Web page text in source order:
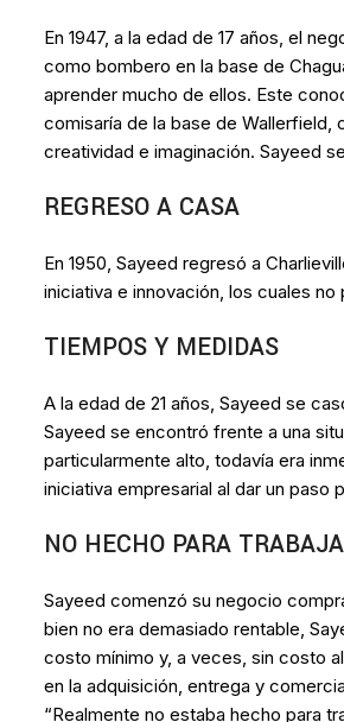
En 1947, a la edad de 17 años, el
como bombero en la base de
aprender mucho de ellos. Este
comisaría de la base de Wallerfield,
creatividad e imaginación. Sayeed
REGRESO A CASA
En 1950, Sayeed regresó a
iniciativa e innovación, los cuales
TIEMPOS Y MEDIDAS
A la edad de 21 años, Sayeed se
Sayeed se encontró frente a una
particularmente alto, todavía era
iniciativa empresarial al dar un paso
NO HECHO PARA
Sayeed comenzó su negocio
bien no era demasiado rentable,
costo mínimo y, a veces, sin costo
en la adquisición, entrega y
“Realmente no estaba hecho para